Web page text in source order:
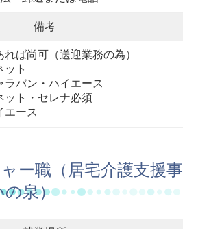
備考
ば尚可（送迎業務の為）
ト
ハイエース
セレナ必須
ス
ー職（居宅介護支援事
の泉）